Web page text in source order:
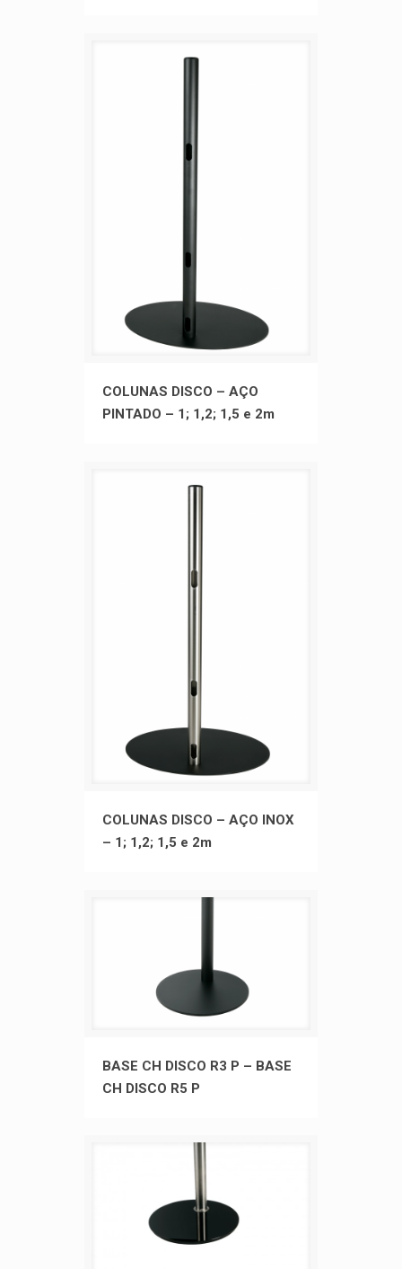
COLUNAS DISCO – AÇO PINTADO
COLUNAS DISCO – AÇO
PINTADO – 1; 1,2; 1,5 e 2m
COLUNAS DISCO – AÇO INOX – 1;
COLUNAS DISCO – AÇO INOX
– 1; 1,2; 1,5 e 2m
BASE CH DISCO R3 P – BASE CH
BASE CH DISCO R3 P – BASE
CH DISCO R5 P